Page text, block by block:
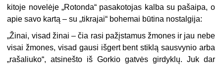
kitoje novelėje „Rotonda“ pasakotojas kalba su pašaipa, o
apie savo kartą – su „tikrajai“ bohemai būtina nostalgija:
„Žinai, visad žinai – čia rasi pažįstamus žmones ir jau nebe
visai žmones, visad gausi išgert bent stiklą sausvynio arba
„rašaliuko“, atsinešto iš Gorkio gatvės girdyklų. Juk dar